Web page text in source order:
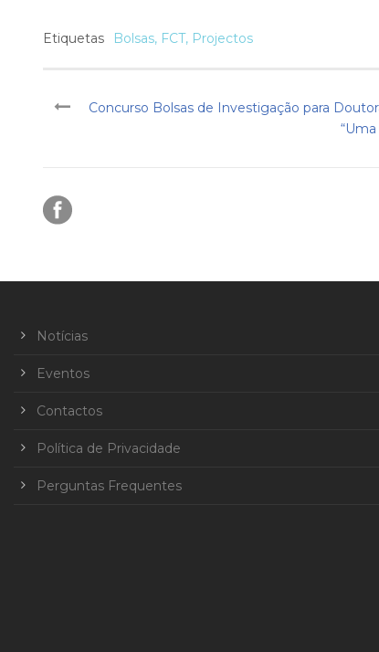
Etiquetas Bolsas, FCT, Projectos
Concurso Bolsas de Investigação para
Notícias
Eventos
Contactos
Política de Privacidade
Perguntas Frequentes